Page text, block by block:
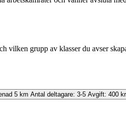
vilken grupp av klasser du avser
5 km Antal deltagare: 3-5 Avgift: